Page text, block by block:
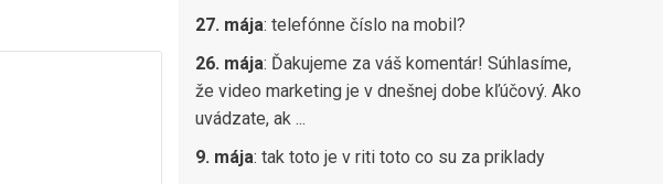
27. mája: telefónne číslo na mobil?
26. mája: Ďakujeme za váš komentár! Súhlasíme,
že video marketing je v dnešnej dobe kľúčový. Ako
uvádzate, ak ...
9. mája: tak toto je v riti toto co su za priklady